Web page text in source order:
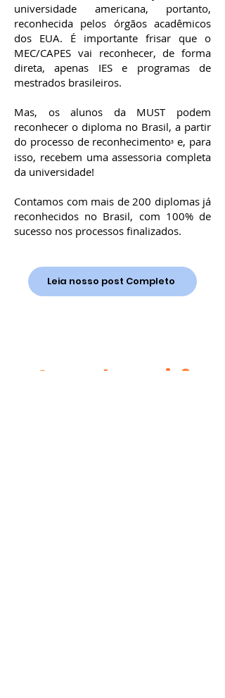
universidade americana, portanto,
reconhecida pelos órgãos acadêmicos
dos EUA. É importante frisar que o
MEC/CAPES vai reconhecer, de forma
direta, apenas IES e programas de
mestrados brasileiros.
Mas, os alunos da MUST podem
reconhecer o diploma no Brasil, a partir
do processo de reconhecimento³ e, para
isso, recebem uma assessoria completa
da universidade!
Contamos com mais de 200 diplomas já
reconhecidos no Brasil, com 100% de
sucesso nos processos finalizados.
Leia nosso post Completo
Quer saber mais?